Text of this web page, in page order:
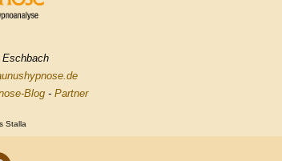
Eschbach
Blog- Partner
Stalla